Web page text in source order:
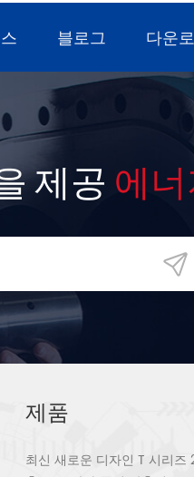
블로그 다운
제공 에
제품
최신 새로운 디자인 T 시리즈